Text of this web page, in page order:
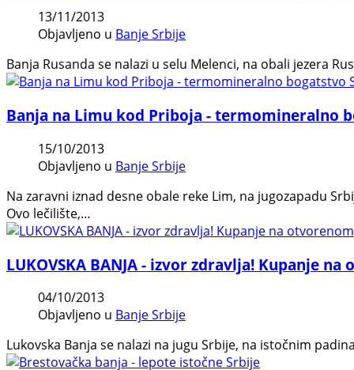
13/11/2013
Objavljeno u Banje Srbije
Banja Rusanda se nalazi u selu Melenci, na obali jezera
Banja na Limu kod Priboja - termomineralno
15/10/2013
Objavljeno u Banje Srbije
Na zaravni iznad desne obale reke Lim, na jugozapadu
Ovo lečilište,…
LUKOVSKA BANJA - izvor zdravlja! Kupanje
04/10/2013
Objavljeno u Banje Srbije
Lukovska Banja se nalazi na jugu Srbije, na istočnim